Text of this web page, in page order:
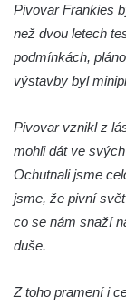
Pivovar Frankies
než dvou letech
podmínkách,
výstavby byl
Pivovar vznikl z
mohli dát ve
Ochutnali jsme
jsme, že pivní
co se nám snaží
duše.
Z toho pramení i